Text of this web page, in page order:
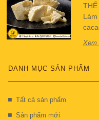
Xem
DANH MỤC SẢN PHẨM
Tất cả sản phẩm
Sản phẩm mới